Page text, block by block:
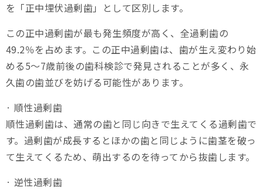
を「正中埋伏過剰歯」として区別します。
この正中過剰歯が最も発生頻度が高く、全過剰歯の
49.2％を占めます。この正中過剰歯は、歯が生え変わり始
める5～7歳前後の歯科検診で発見されることが多く、永
久歯の歯並びを妨げる可能性があります。
· 順性過剰歯
順性過剰歯は、通常の歯と同じ向きで生えてくる過剰歯で
す。過剰歯が成長するとほかの歯と同じように歯茎を破っ
て生えてくるため、萌出するのを待ってから抜歯します。
· 逆性過剰歯